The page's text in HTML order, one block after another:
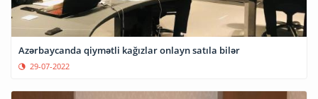
Azərbaycanda qiymətli kağızlar onlayn satıla bilər
29-07-2022